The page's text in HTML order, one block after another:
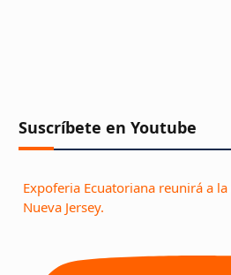
Suscríbete en Youtube
Expoferia Ecuatoriana reunirá a
Nueva Jersey.